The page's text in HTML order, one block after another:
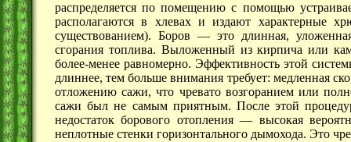
распределяется по помещению с помощью
располагаются в хлевах и издают характерные
существованием).Боров — это длинная,
сгорания топлива. Выложенный из кирпича или
более-менее равномерно. Эффективность этой
длиннее, тем больше внимания требует: медленная
отложению сажи, что чревато возгоранием или
сажи был не самым приятным. После этой
недостаток борового отопления — высокая
неплотные стенки горизонтального дымохода. Это